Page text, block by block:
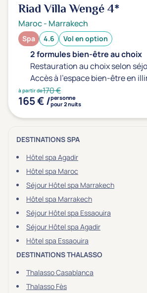
Riad Villa Wengé4*
Maroc- Marrakech
Spa 4.6 Vol en option
2 formules bien-être au choix
Restauration au choix selon
Accès à l'espace bien-être en
à partir de170 €
165 € /personne
pour 2 nuits
DESTINATIONS SPA
Hôtel spa Agadir
Hôtel spa Maroc
Séjour Hôtel spa Marrakech
Hôtel spa Marrakech
Séjour Hôtel spa Essaouira
Séjour Hôtel spa Agadir
Hôtel spa Essaouira
DESTINATIONS THALASSO
Thalasso Casablanca
Thalasso Fès